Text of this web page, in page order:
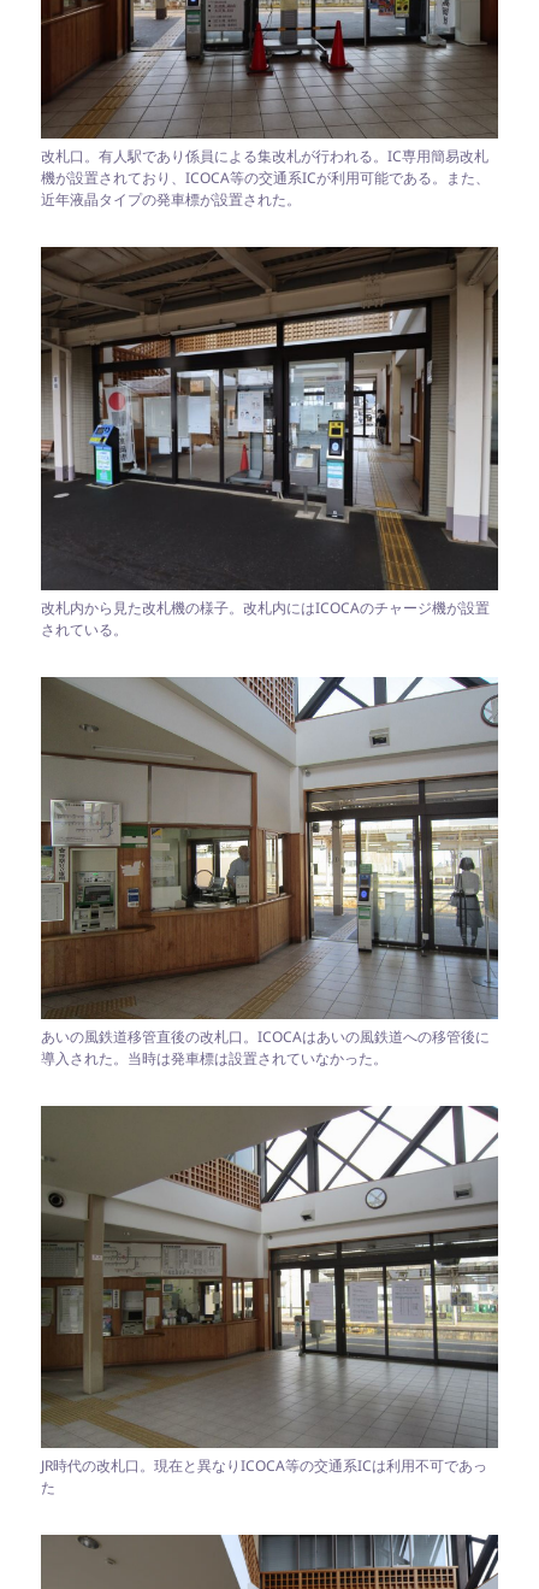
改札口。有人駅であり係員による集改札が行われる。IC専用簡易改札
機が設置されており、ICOCA等の交通系ICが利用可能である。また、
近年液晶タイプの発車標が設置された。
改札内から見た改札機の様子。改札内にはICOCAのチャージ機が設置
されている。
あいの風鉄道移管直後の改札口。ICOCAはあいの風鉄道への移管後に
導入された。当時は発車標は設置されていなかった。
JR時代の改札口。現在と異なりICOCA等の交通系ICは利用不可であっ
た